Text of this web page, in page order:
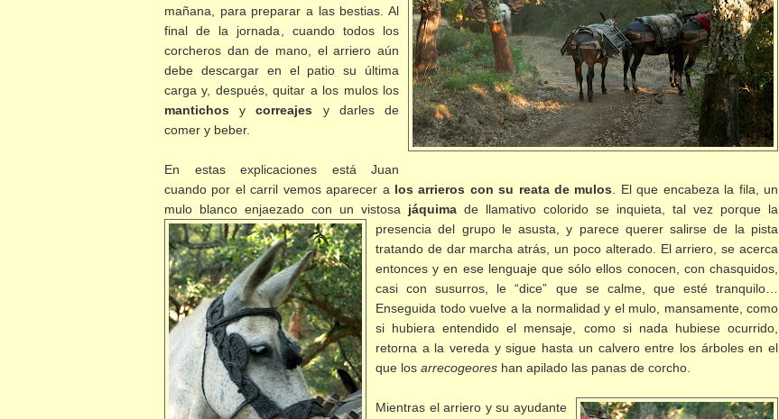
mañana, para preparar a las bestias. Al
final de la jornada, cuando todos los
corcheros dan de mano, el arriero aún
debe descargar en el patio su última
carga y, después, quitar a los mulos los
mantichos ycorreajes y darles de
comer y beber.
En estas explicaciones está Juan
cuando por el carril vemos aparecer a los arrieros con su reata de mulos. El que encabeza la fila, un
mulo blanco enjaezado con un vistosa jáquima de llamativo colorido se inquieta, tal vez porque la
presencia del grupo le asusta, y parece querersalirse de la pista
tratando de dar marcha atrás, un poco alterado. El arriero, se acerca
entonces y en ese lenguaje que sólo ellos conocen, con chasquidos,
casi con susurros, le “dice” que se calme, que esté tranquilo…
Enseguida todo vuelve a la normalidad y el mulo, mansamente, como
si hubiera entendido el mensaje, como si nada hubiese ocurrido,
retorna a la vereda y sigue hasta un calvero entre los árboles en el
que los arrecogeores han apilado las panas de corcho.
Mientras el arriero y su ayudante